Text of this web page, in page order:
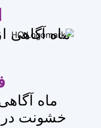
از خشونت
و پیشگیری
رابطه